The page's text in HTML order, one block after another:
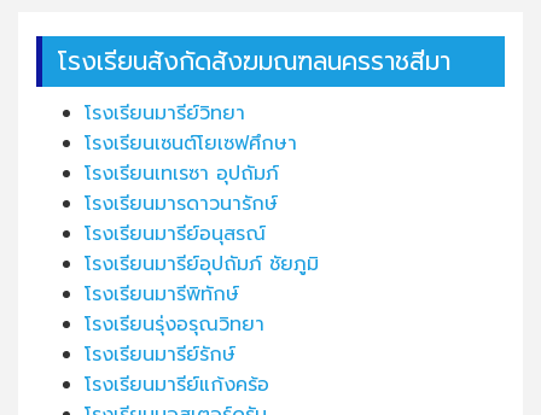
โรงเรียนสังกัดสังฆมณฑลนครราชสีมา
โรงเรียนมารีย์วิทยา
โรงเรียนเซนต์โยเซฟศึกษา
โรงเรียนเทเรซา อุปถัมภ์
โรงเรียนมารดาวนารักษ์
โรงเรียนมารีย์อนุสรณ์
โรงเรียนมารีย์อุปถัมภ์ ชัยภูมิ
โรงเรียนมารีพิทักษ์
โรงเรียนรุ่งอรุณวิทยา
โรงเรียนมารีย์รักษ์
โรงเรียนมารีย์แก้งคร้อ